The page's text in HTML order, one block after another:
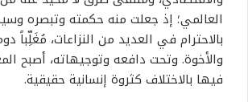
العالمي؛ إذ جعلت منه حكمته وتبصره
بالاحترام في العديد من النزاعات، مُغَلِّباً
والأخوة. وتحت دافعه وتوجيهاته، أصبح
فيها بالاختلاف كثروة إنسانية حقيقية.